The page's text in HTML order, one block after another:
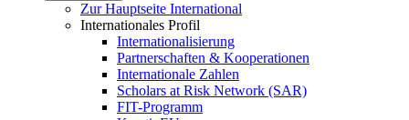
Zur Hauptseite International
Internationales Profil
Internationalisierung
Partnerschaften & Kooperationen
Internationale Zahlen
Scholars at Risk Network (SAR)
FIT-Programm